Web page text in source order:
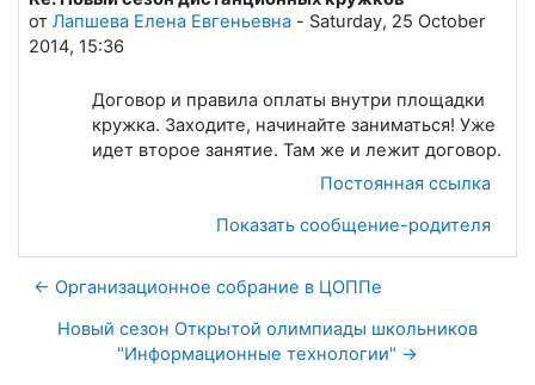
от Лапшева Елена Евгеньевна - Saturday, 25 October
2014, 15:36
Договор и правила оплаты внутри площадки
кружка. Заходите, начинайте заниматься! Уже
идет второе занятие. Там же и лежит договор.
Постоянная ссылка
Показать сообщение-родителя
← Организационное собрание в ЦОППе
Новый сезон Открытой олимпиады школьников
"Информационные технологии" →